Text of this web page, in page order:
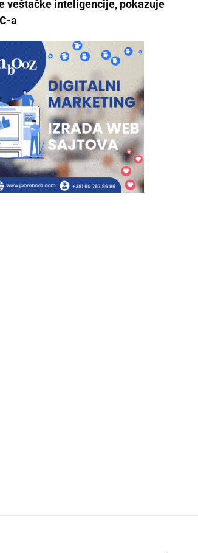
veštačke inteligencije, pokazuje
a